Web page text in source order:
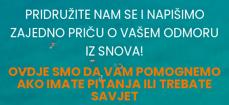
PRIDRUŽITE NAM SE I NAPIŠIMO
ZAJEDNO PRIČU O VAŠEM ODMORU
IZ SNOVA!
OVDJE SMO DA VAM POMOGNEMO
AKO IMATE PITANJA ILI TREBATE
SAVJET